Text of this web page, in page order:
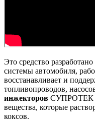
Это средство
системы автомобиля,
восстанавливает и
топливопроводов,
инжекторов СУПРОТЕК
вещества, которые
коксов.